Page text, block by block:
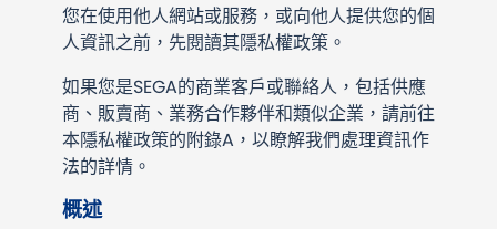
您在使用他人網站或服務，或向他人提供您的個
人資訊之前，先閱讀其隱私權政策。
如果您是SEGA的商業客戶或聯絡人，包括供應
商、販賣商、業務合作夥伴和類似企業，請前往
本隱私權政策的附錄A，以瞭解我們處理資訊作
法的詳情。
概述